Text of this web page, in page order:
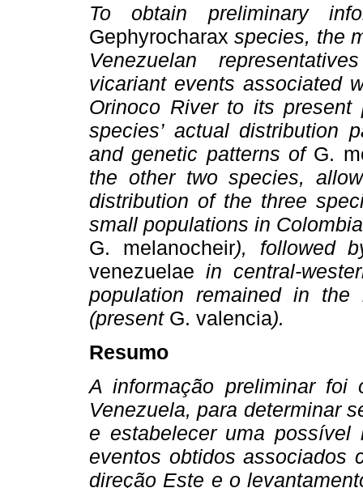
To obtain preliminary
Gephyrocharax species, the
Venezuelan
vicariant events associated
Orinoco River to its
species’ actual distribution
and genetic patterns of G.
the other two species,
distribution of the three
small populations in
G. melanocheir), followed
venezuelae in central-
population remained in
(present G. valencia).
Resumo
A informação preliminar
Venezuela, para determinar
e estabelecer uma possível
eventos obtidos associados
direção Este e o